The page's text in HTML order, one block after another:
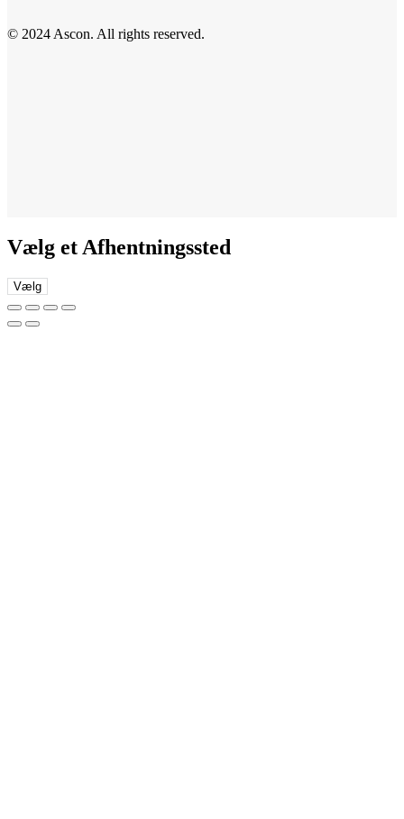
© 2024 Ascon. All rights reserved.
Vælg et Afhentningssted
Vælg